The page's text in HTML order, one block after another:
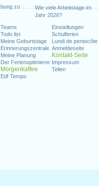
zu
Wie viele Arbeitstage im
Jahr 2026?
Teams
Todo list
Meine Geburtstage
Erinnerungszentrale
Meine Planung
Der Ferienoptimierer
Morgenkaffee
Edf Tempo
Einstellungen
Schulferien
Lundi de pentecôte
Anmeldeseite
Kontakt-Seite
Impressum
Teilen